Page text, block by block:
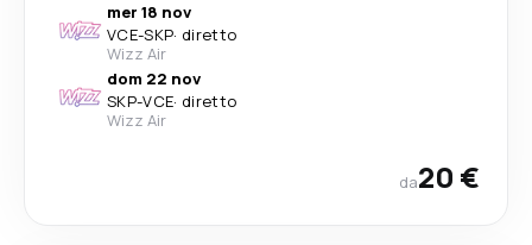
mer 18 nov
VCE-SKP· diretto
Wizz Air
dom 22 nov
SKP-VCE· diretto
Wizz Air
da20 €